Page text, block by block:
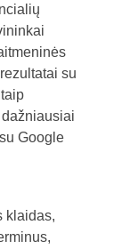
su
Google
klaidas,